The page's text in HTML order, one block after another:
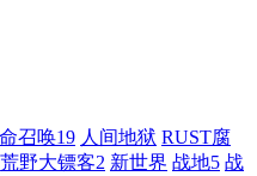
召唤19 人间地狱 RUST腐
荒野大镖客2 新世界 战地5 战